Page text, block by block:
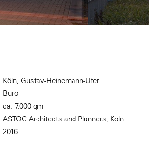
Köln, Gustav-Heinemann-Ufer
Büro
ca. 7.000 qm
ASTOC Architects and Planners, Köln
2016